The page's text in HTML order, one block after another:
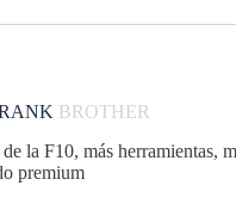
BROTHER
la F10, más herramientas,
premium